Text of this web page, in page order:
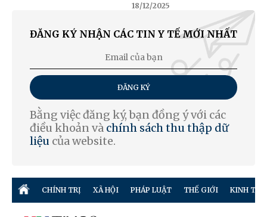
18/12/2025
ĐĂNG KÝ NHẬN CÁC TIN Y TẾ MỚI NHẤT
ĐĂNG KÝ
Bằng việc đăng ký, bạn đồng ý với các
điều khoản và chính sách thu thập dữ
liệu của website.
CHÍNH TRỊ XÃ HỘI PHÁP LUẬT THẾ GIỚI KINH TẾ